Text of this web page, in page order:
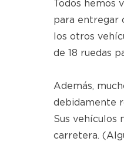
Todos hemos
para entregar
los otros
de 18 ruedas
Además,
debidamente
Sus vehículos
carretera.